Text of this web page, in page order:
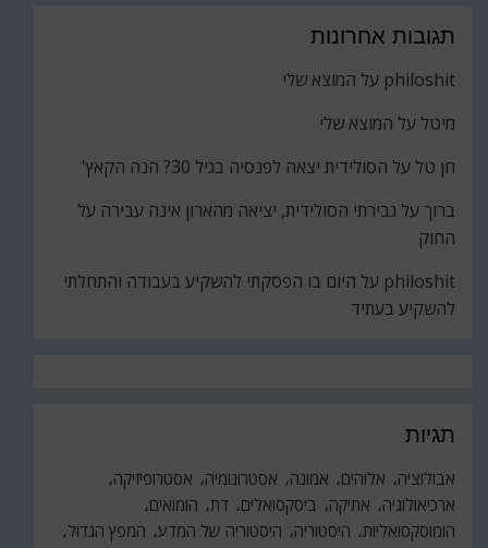
תגובות אחרונות
philoshit על המוצא שלי
מיטל על המוצא שלי
חן טל על הסולידית יצאה לפנסיה בגיל 30? הנה הקאץ'
ברוך על גבירתי הסולידית, יציאה מהארון אינה עבירה על
החוק
philoshit על היום בו הפסקתי להשקיע בעבודה והתחלתי
להשקיע בעתיד
תגיות
אבולוציה אלוהים אמונה אסטרונומיה
אסטרופיזיקה
ארכיאולוגיה
אתיקה ביסקסואלים דת הומואים
הומוסקסואליות היסטוריה היסטוריה של המדע המפץ הגדול